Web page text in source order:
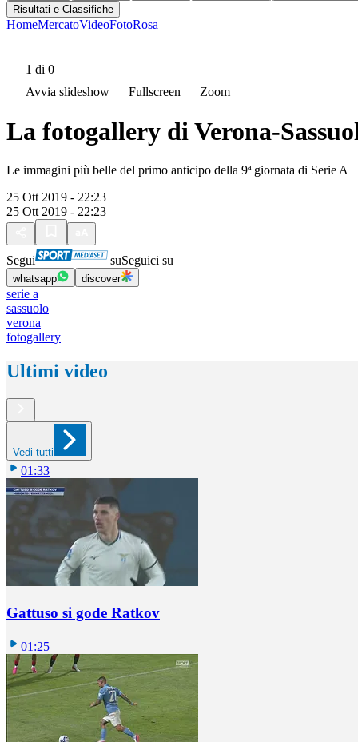
Risultati e Classifiche
HomeMercatoVideoFotoRosa
1 di 0
Avvia slideshow
Fullscreen Zoom
La fotogallery di Verona-
Le immagini più belle del primo anticipo della 9ª giornata di Serie A
25 Ott 2019 - 22:23
25 Ott 2019 - 22:23
Segui suSeguici su
whatsapp discover
serie a
sassuolo
verona
fotogallery
Ultimi video
Vedi tutti
01:33
Gattuso si gode Ratkov
01:25